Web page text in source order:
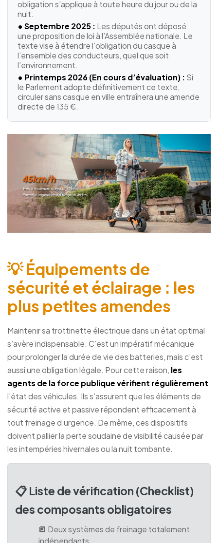
obligation s’applique à toute heure du jour ou de la
nuit.
• Septembre 2025 : Les députés ont déposé
une proposition de loi à l’Assemblée nationale. Le
texte vise à étendre l’obligation du casque à
l’ensemble des conducteurs, quel que soit
l’environnement.
• Printemps 2026 (En cours d’évaluation) : Si
le Parlement adopte définitivement ce texte,
circuler sans casque en ville entraînera une amende
directe de 135 €.
💡 Équipements de
sécurité et éclairage : les
plus petites amendes
Maintenir sa trottinette électrique dans un état optimal
s’avère indispensable. C’est un impératif mécanique
pour prolonger la durée de vie des batteries, mais c’est
aussi une obligation légale. Pour cette raison, les
agents de la force publique vérifient régulièrement
l’état des véhicules. Ils s’assurent que les éléments de
sécurité active et passive répondent efficacement à
tout freinage d’urgence. De même, ces dispositifs
doivent pallier la perte soudaine de visibilité causée par
les intempéries hivernales ou la nuit tombante.
📋 Liste de vérification (Checklist)
des composants obligatoires
🔲 Deux systèmes de freinage totalement